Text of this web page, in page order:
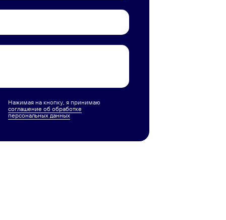
Нажимая на кнопку, я принимаю
соглашение об обработке
персональных данных